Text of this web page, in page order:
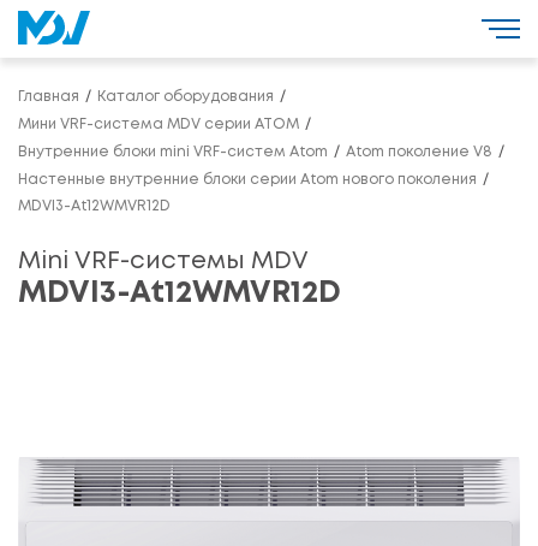
Главная Каталог оборудования
Мини VRF-система MDV серии ATOM
Внутренние блоки mini VRF-систем Atom Atom поколение V8
Настенные внутренние блоки серии Atom нового поколения
MDVI3-At12WMVR12D
Mini VRF-системы MDV
MDVI3-At12WMVR12D